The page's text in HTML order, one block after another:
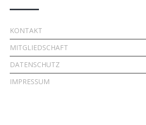
KONTAKT
MITGLIEDSCHAFT
DATENSCHUTZ
IMPRESSUM